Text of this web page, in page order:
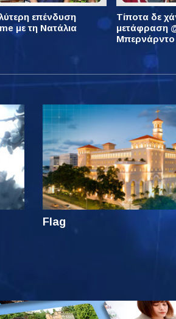
επένδυση
με τη Νατάλια
Τίποτα δε
μετάφραση
Μπερνάρντο
Flag